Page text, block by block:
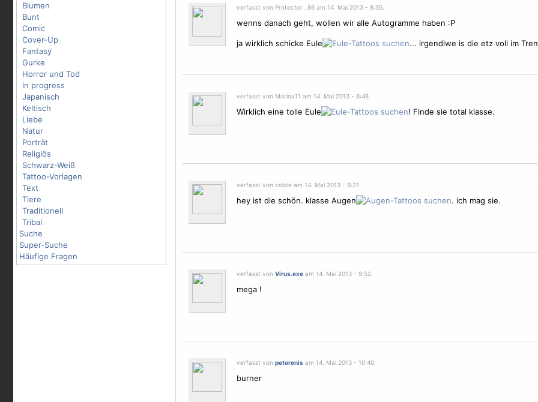
Blumen
Bunt
Comic
Cover-Up
Fantasy
Gurke
Horror und Tod
in progress
Japanisch
Keltisch
Liebe
Natur
Porträt
Religiös
Schwarz-Weiß
Tattoo-Vorlagen
Text
Tiere
Traditionell
Tribal
Suche
Super-Suche
Häufige Fragen
verfasst von Protector _86 am 14. Mai 2013 - 8:35.
wenns danach geht, wollen wir alle Autogramme haben :P
ja wirklich schicke Eule ... irgendiwe is die etz voll im
verfasst von Marina11 am 14. Mai 2013 - 8:48.
Wirklich eine tolle Eule ! Finde sie total klasse.
verfasst von colole am 14. Mai 2013 - 9:21.
hey ist die schön. klasse Augen . ich mag sie.
verfasst von Virus.exeam 14. Mai 2013 - 9:52.
mega !
verfasst von petorenisam 14. Mai 2013 - 10:40.
burner